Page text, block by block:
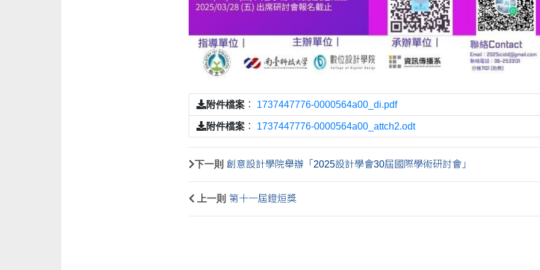
附件檔案 ： 1737447776-0000564a00_di.pdf
附件檔案 ： 1737447776-0000564a00_attch2.odt
下一則 創意設計學院舉辦「2025設計學會30屆國際學術研討會」
上一則 第十一屆鐙烜獎